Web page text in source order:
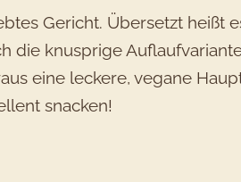
Gericht. Übersetzt heißt
die knusprige
eine leckere, vegane
snacken!